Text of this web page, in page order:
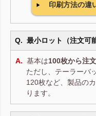
印刷方法の違
最小ロット（注文可
基本は100枚から注
ただし、テーラーバ
120枚など、製品の
ります。